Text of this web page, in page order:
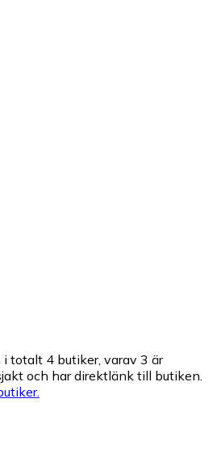
totalt 4 butiker, varav 3 är
och har direktlänk till butiken.